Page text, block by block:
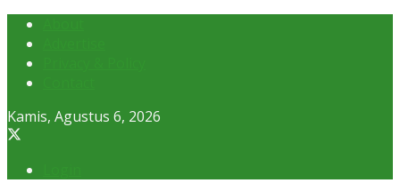
Kamis, Agustus 6, 2026